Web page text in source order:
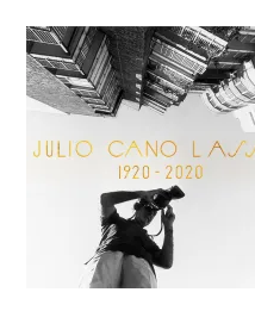
Saltar
al
contenido